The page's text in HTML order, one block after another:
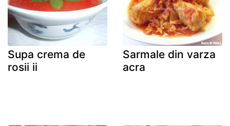
Supa crema de
rosii ii
Sarmale din varza
acra